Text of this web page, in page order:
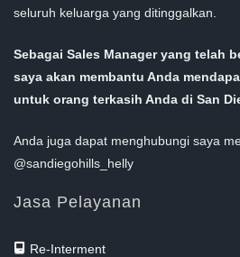
seluruh keluarga yang ditinggalkan.
Sebagai Sales Manager yang telah
saya akan membantu Anda
untuk orang terkasih Anda di San
Anda juga dapat menghubungi saya
@sandiegohills_helly
Jasa Pelayanan
Re-Interment